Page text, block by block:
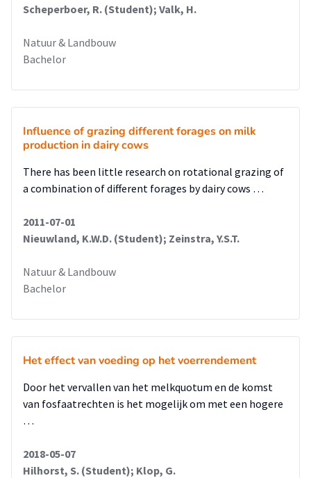
Scheperboer, R. (Student); Valk, H.
Natuur & Landbouw
Bachelor
Influence of grazing different forages on milk
production in dairy cows
There has been little research on rotational grazing of
a combination of different forages by dairy cows …
2011-07-01
Nieuwland, K.W.D. (Student); Zeinstra, Y.S.T.
Natuur & Landbouw
Bachelor
Het effect van voeding op het voerrendement
Door het vervallen van het melkquotum en de komst
van fosfaatrechten is het mogelijk om met een hogere
…
2018-05-07
Hilhorst, S. (Student); Klop, G.